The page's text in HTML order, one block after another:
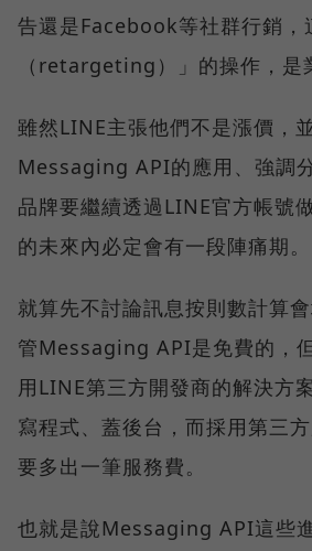
告還是Facebook等社群行銷，
（retargeting）」的操作，是
雖然LINE主張他們不是漲價，
Messaging API的應用、強調
品牌要繼續透過LINE官方帳號
的未來內必定會有一段陣痛期。
就算先不討論訊息按則數計算
管Messaging API是免費的，
用LINE第三方開發商的解決方
寫程式、蓋後台，而採用第三
要多出一筆服務費。
也就是說Messaging API這些